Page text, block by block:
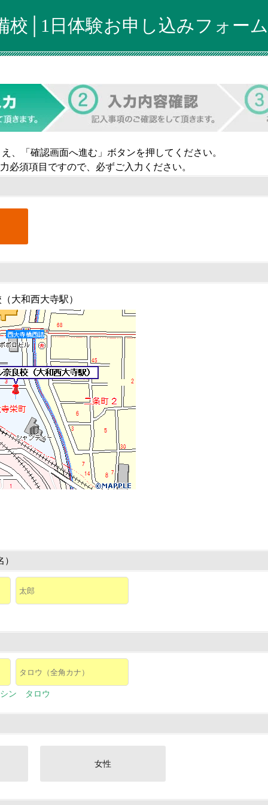
校│1日体験お申し込みフォーム
、「確認画面へ進む」ボタンを押してください。
必須項目ですので、必ずご入力ください。
大和西大寺駅）
ン タロウ
女性